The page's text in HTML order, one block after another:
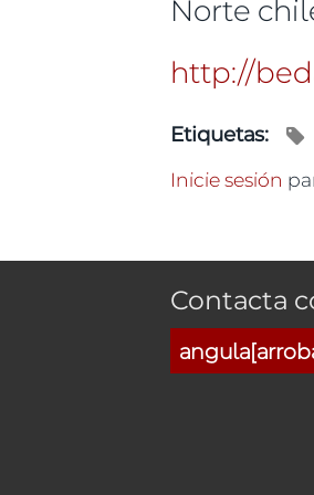
Norte
http://
Etiquetas:
Inicie sesión
Contacta